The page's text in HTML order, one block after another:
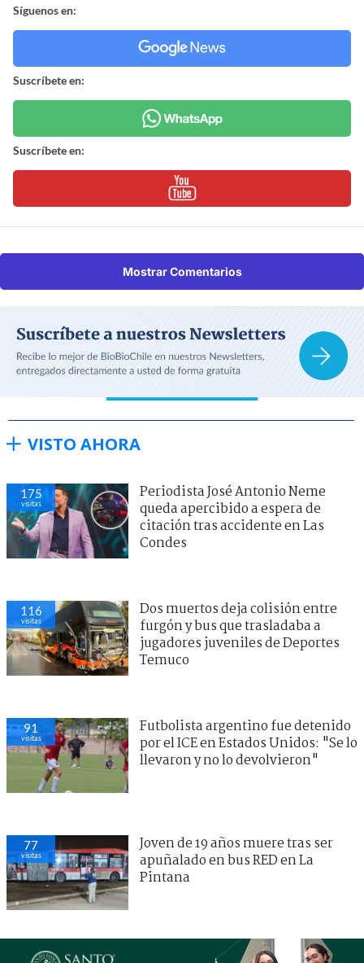
Síguenos en:
Suscríbete en:
Suscríbete en:
Mostrar Comentarios
VISTO AHORA
175
visitas
Periodista José Antonio Neme
queda apercibido a espera de
citación tras accidente en Las
Condes
116
visitas
Dos muertos deja colisión entre
furgón y bus que trasladaba a
jugadores juveniles de Deportes
Temuco
91
visitas
Futbolista argentino fue detenido
por el ICE en Estados Unidos: "Se lo
llevaron y no lo devolvieron"
77
visitas
Joven de 19 años muere tras ser
apuñalado en bus RED en La
Pintana